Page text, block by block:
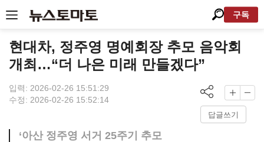
구독
현대차, 정주영 명예회장 추모 음악회
개최…“더 나은 미래 만들겠다”
입력: 2026-02-26 15:51:29
수정: 2026-02-26 15:52:14
답글쓰기
‘아산 정주영 서거 25주기 추모